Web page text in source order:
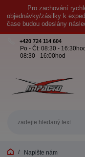
Pro zachování
objednávky/zásilky k
čase budou odeslány
+420 724 114 604
Po - Čt: 08:30 -
08:30 - 16:00hod
Napište nám